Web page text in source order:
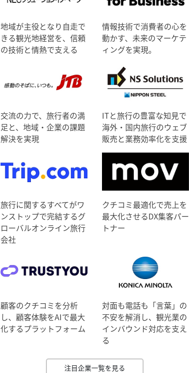
地域が主役となり自走で
きる観光地経営を、信頼
の技術と情熱で支える
情報技術で消費者の心を
動かす、未来のマーケテ
ィングを実現。
交流の力で、旅行者の満
足と、地域・企業の課題
解決を実現
ITと旅行の豊富な知見で
海外・国内旅行のウェブ
販売と業務効率化を支援
旅行に関するすべてがワ
ンストップで完結するグ
ローバルオンライン旅行
会社
クチコミ最適化で売上を
最大化させるDX集客パー
トナー
顧客のクチコミを分析
し、顧客体験をAIで最大
化するプラットフォーム
対面も電話も「言葉」の
不安を解消し、観光業の
インバウンド対応を支え
る
注目企業一覧を見る